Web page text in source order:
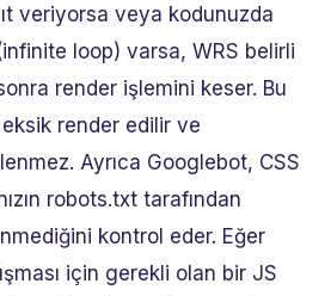
veriyorsa veya kodunuzda
loop) varsa, WRS belirli
render işlemini keser. Bu
render edilir ve
Ayrıca Googlebot, CSS
robots.txt tarafından
kontrol eder. Eğer
için gerekli olan bir JS